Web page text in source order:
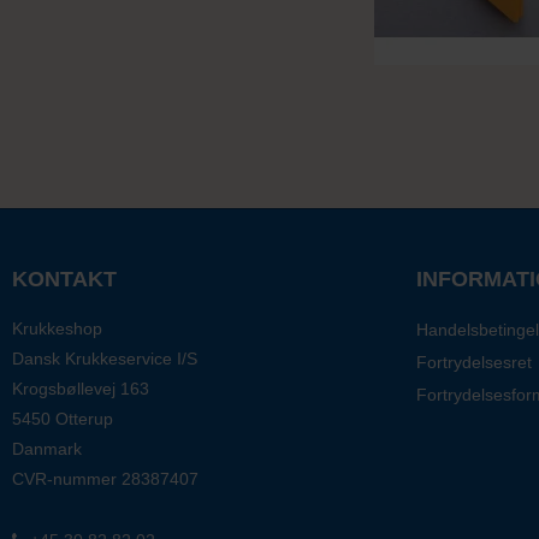
KONTAKT
Krukkeshop
Dansk Krukkeservice I/S
Krogsbøllevej 163
5450 Otterup
Danmark
CVR-nummer 28387407
Fortrydelsesret